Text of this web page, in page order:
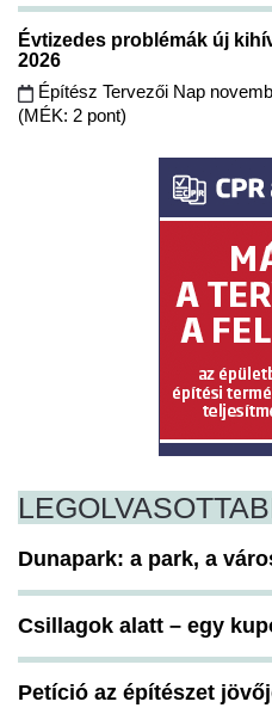
Évtizedes problémák új
2026
Építész Tervezői Nap
(MÉK: 2 pont)
Dunapark: a park, a
Csillagok alatt – egy
Petíció az építészet